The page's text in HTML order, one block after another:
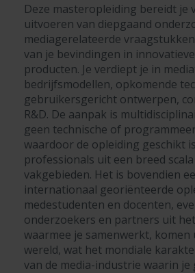
Deze masteropleiding bereidt je
uitvoeren van diepgaand
mediagerelateerde
van je bevindingen in
producten. Je verdiept je in
bedrijfsmodellen, opkomende
gebruikersgericht ontwerpen,
R&D. De aanpak is
geen technische of
waardoor de opleiding geschikt
professionals uit een breed
vakgebieden. Het is bovendien
internationaal georiënteerde
medestudenten en docenten,
onderzoekers en partners uit
waarmee je samenwerkt, komen
wereld, wat het mondiale
van de media-industrie waarin je